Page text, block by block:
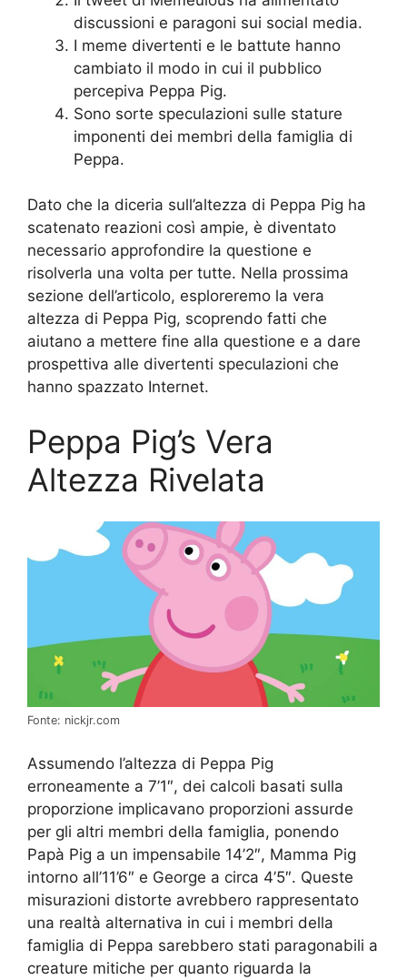
discussioni e paragoni sui social media.
I meme divertenti e le battute hanno
cambiato il modo in cui il pubblico
percepiva Peppa Pig.
Sono sorte speculazioni sulle stature
imponenti dei membri della famiglia di
Peppa.
Dato che la diceria sull’altezza di Peppa Pig ha
scatenato reazioni così ampie, è diventato
necessario approfondire la questione e
risolverla una volta per tutte. Nella prossima
sezione dell’articolo, esploreremo la vera
altezza di Peppa Pig, scoprendo fatti che
aiutano a mettere fine alla questione e a dare
prospettiva alle divertenti speculazioni che
hanno spazzato Internet.
Peppa Pig’s Vera
Altezza Rivelata
Fonte: nickjr.com
Assumendo l’altezza di Peppa Pig
erroneamente a 7’1″, dei calcoli basati sulla
proporzione implicavano proporzioni assurde
per gli altri membri della famiglia, ponendo
Papà Pig a un impensabile 14’2″, Mamma Pig
intorno all’11’6″ e George a circa 4’5″. Queste
misurazioni distorte avrebbero rappresentato
una realtà alternativa in cui i membri della
famiglia di Peppa sarebbero stati paragonabili a
creature mitiche per quanto riguarda la